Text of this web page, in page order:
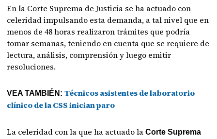
En la Corte Suprema de Justicia se ha actuado con
celeridad impulsando esta demanda, a tal nivel que en
menos de 48 horas realizaron trámites que podría
tomar semanas, teniendo en cuenta que se requiere de
lectura, análisis, comprensión y luego emitir
resoluciones.
VEA TAMBIÉN:Técnicos asistentes de laboratorio
clínico de la CSS inician paro
La celeridad con la que ha actuado laCorte Suprema